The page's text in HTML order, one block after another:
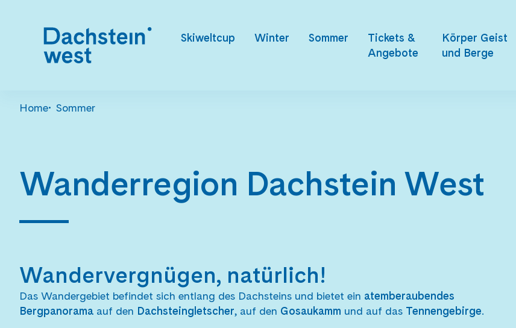
Skiweltcup Winter Sommer
Tickets &
Angebote
Körper Geist
und Berge
Home Sommer
Wanderregion Dachstein West
Wandervergnügen, natürlich!
Das Wandergebiet befindet sich entlang des Dachsteins und bietet ein atemberaubendes
Bergpanorama auf den Dachsteingletscher, auf den Gosaukamm und auf das Tennengebirge.